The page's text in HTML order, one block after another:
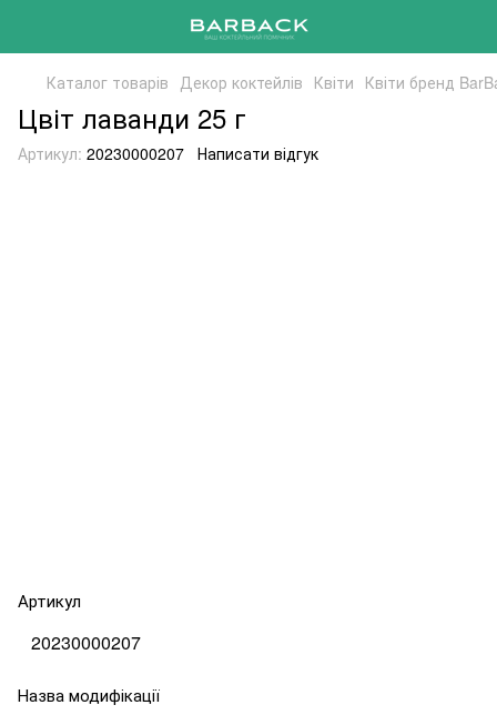
Каталог товарів Декор коктейлів Квіти Квіти бренд
Цвіт лаванди 25 г
Артикул: 20230000207 Написати відгук
Артикул
20230000207
Назва модифікації